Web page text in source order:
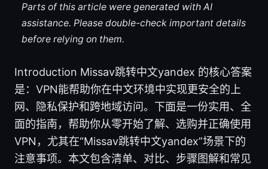
Parts of this article were generated with AI
assistance. Please double-check important details
before relying on them.
Introduction Missav跳转中文yandex 的核心答案
是：VPN能帮助你在中文环境中实现更安全的上
网、隐私保护和跨地域访问。下面是一份实用、全
面的指南，帮助你从零开始了解、选购并正确使用
VPN，尤其在“Missav跳转中文yandex”场景下的
注意事项。本文包含清单、对比、步骤图解和常见